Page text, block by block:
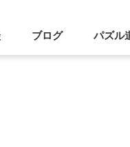
ブログ パズル